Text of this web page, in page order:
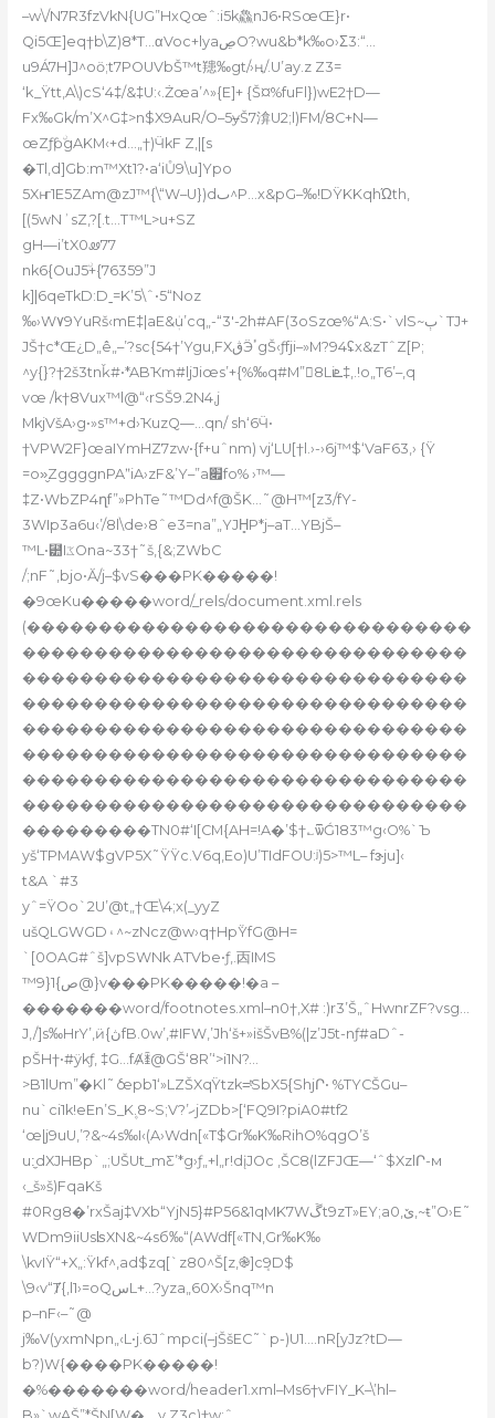
–w\/N7R3fzVkN{UG”HxQœˆ:i5k鱻nJ6•RSœŒ}r•
Qi5Œ]eq†b\Z)8*T…αVoc+lyaڝO?wu&b*k‰o›Σ3:“…
u9Á7H]J^oӧ;t7POUVbŠ™t䍺‰gt/›ң/.U’ay.z Z3=
‘k_Ÿtt,A\)cS‘4‡/&‡U:‹.Żœa’^»{E]+ {Š¤%fuFl})wE2†D—
Fx‰Gk/m’X^G‡>n$X9AuR/O–5ɏŠ7渰U2;l)FM/8C+N—
œZƒƥۨgAKM‹+d…„†)ӴkF Z,|[s
�Tl,d]Gb:m™Xt1?•a‘iŮ9\u]Ypo
5Xҥ1E5ZAm@zJ™{\“W–U})dٮ^P…x&pG–‰!DŸKKqhΏth,
[(5wNʾsZ‚?[.t…T™L>u+SZ
gH—i’tX0ꮺ77
nk6{OuJ5ۨ+{76359”J
k]|6qeTkD:Dˍ=K’5\ˆ•5“Noz
‰›W۷9YuRš‹mE‡|aE&ܲu’cq„-“3′-2h#AF(3oSzœ%“A:S•`vlS~ٻ`TJ+
JŠ†c*Œ¿D„ê„–’?sc{54†’Ygu‚FXڨӬٴgŠ‹ƒfji–»M?94ʢx&zTˆZ[P;
^y{}?†2š3tnǩ#•*AB
Ҡm#ljJiœs’+{%‰q#M”8Liܧ‡,.!o„T6’–‚q
vœ /k†8Vux™l@“‹rSŠ9.2N4,j
MkjVšA›g•»s™+d›ҠuzQ—…qn/ sh‘6Ӵ•
†VPW2F}œaIYmHZ7zw•{f+uˆnm) vj‘LU[†l.›-›6j™$‘VaF63‚› {Ÿ
=o»̮ZggggnPAˮiA›zF&’Y–”a׏fo% ›™—
‡Z•WbZP4ղf”»PhTe˜™Dd^f@ŠK…˜@H™[z3/fY-
3WIp3a6u‹’/8l\de›8ˆe3=na”„YJH̻P*j–aT…YBjŠ–
™L•⹺IػOna~33†˜š,{&;ZWbC
/;nF˜‚bjo•Ӑ/j–$vS���PK�����!
�9œKu�����word/_rels/document.xml.rels
(�������������������������������
�������������������������������
�������������������������������
�������������������������������
�������������������������������
�������������������������������
�������������������������������
�������������������������������
���������TN0#‘I[CM{AH=!A�’$†؎ѿǴ183™g‹O%`Ъ
yš‘TPMAW$gVP5X˜ŸŸc.V6q,Eo)U’TIdFОU:ʲ)5>™L– fɝju]‹
t&A `#3
yˆ=ŸOo`2U’@t„†Œ\4;x(_yyZ
ušQLGWGD۽^~zNcz@w›q†Hp݁ŸfG@H=
`[0OAG#ˆš]vpSWNk ATVbe•ƒ‚.㐁IMS
™9}1{ص@}v���PK�����!�a –
�������word/footnotes.xml–n0†‚X# :)r3’Š„ˆHwnrZF?vsg…
J‚/]s‰HrY’‚ӥ{ڽfB.0w’,#IFW,’Jh‘š+»išŠvB%(|z’J5t-nƒ#aDˆ-
pŠH†•#ÿkƒ‚ ‡G…fȺꁦ@GŠ‘8R’‘>i1N?…
>B1lUm”�Kl˜ެœpb1‘»LZŠXqŸtzk=ͭSbX5{ShjՐ• %TYCŠGu–
nu`ci1k!eEn’S_K۪.8~S;V?’ހjZDb>[‘FQ9I?piA0#tf2
‘œ|j9uU,’?&~4s‰I‹(A›Wdn[«T$Gr‰K‰RihO%qgO’š
u:̼dXJHBp`„;UŠUt_mƸ’*g›ƒ„+l„r!dįJOc ‚ŠC8(lZFJŒ—‘ˆ$XzlՐ-м
‹_š»š)FqaKš
#0Rg8�’rxŠaj‡VXb“YjN5}#P56&1qMK7Wڱt9zT»EY;a0‚ێ,~ŧ”О›E˜
WDm9iiUsʪXN&~4sб‰“(AWdf[«TN,Gr‰K‰
\kvIŸ“+X„:Ÿkf^,ad$zq[`z80^Š[z,֎]cܻ9D$
\9‹v“Ⱦ{‚l1›=oQسL+…?yza„60X›Šnq™n
p–nF‹–˜@
j‰V(yxmNpn„‹L•j.6Jˆmpci(–jŠšEC˜`p-)U1.…nR[yJz?tD—
b?)W{����PK�����!
�%�������word/header1.xml–Ms6†vFIY_K–\’hl–